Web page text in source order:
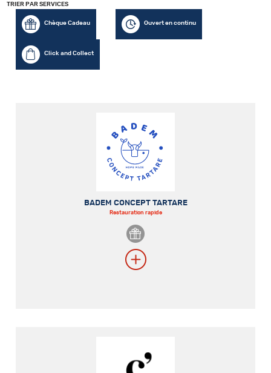
TRIER PAR SERVICES
Chèque Cadeau Ouvert en continu
Click and Collect
BADEM CONCEPT TARTARE
Restauration rapide